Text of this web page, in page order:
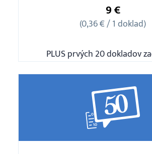
ks
9 €
(0,36 € / 1 doklad)
PLUS prvých 20 dokladov
Balíček